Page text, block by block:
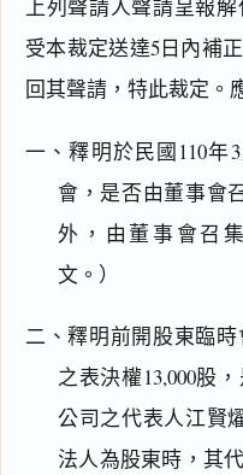
上列聲請人聲請呈報
受本裁定送達5日內補
回其聲請，特此裁定。
一、釋明於民國110年
會，是否由董事會
外，由董事會召
文。）
二、釋明前開股東臨
之表決權13,000股
公司之代表人江賢
法人為股東時，其